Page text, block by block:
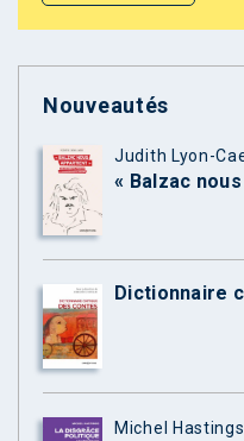
Nouveautés
Judith Lyon-
« Balzac
Dictionnaire
Michel Hastings